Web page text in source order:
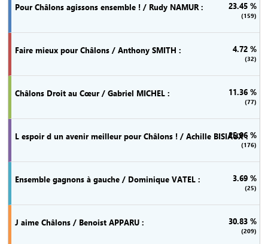
23.45 %
(159)
4.72 %
(32)
11.36 %
(77)
25.96 %
(176)
3.69 %
(25)
30.83 %
(209)